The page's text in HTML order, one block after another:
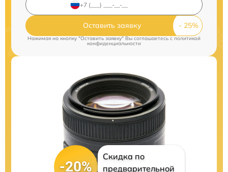
Оставить заявку
Нажимая на кнопку "Оставить заявку" Вы соглашаетесь cполитикой
конфиденциальности
-20%
Скидка по
предварительной